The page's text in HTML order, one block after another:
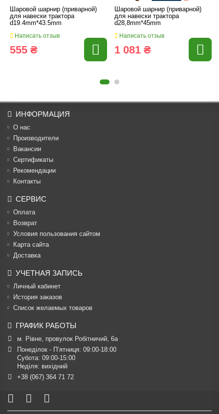
Шаровой шарнир (приварной)
для навески трактора
d19.4mm*43.5mm
Написать отзыв
555 ₴
Шаровой шарнир (приварной)
для навески трактора
d28,8mm*45mm
Написать отзыв
1 081 ₴
ИНФОРМАЦИЯ
О нас
Производители
Вакансии
Cертификаты
Рекомендации
Контакты
СЕРВИС
Оплата
Возврат
Условия пользования сайтом
Карта сайта
Доставка
УЧЕТНАЯ ЗАПИСЬ
Личный кабинет
История заказов
Список желаемых товаров
ГРАФИК РАБОТЫ
м. Рівне, провулок Робітничий, 6а
Понеділок - П’ятниця: 09:00-18:00
Субота: 09:00-15:00
Неділя: вихідний
+38 (067) 364 71 72